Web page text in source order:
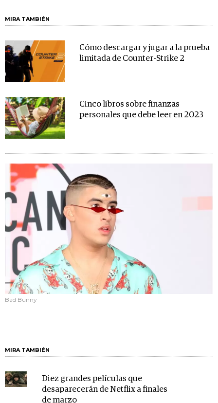
MIRA TAMBIÉN
Cómo descargar y jugar a la prueba
limitada de Counter-Strike 2
Cinco libros sobre finanzas
personales que debe leer en 2023
Bad Bunny
MIRA TAMBIÉN
Diez grandes películas que
desaparecerán de Netflix a finales
de marzo